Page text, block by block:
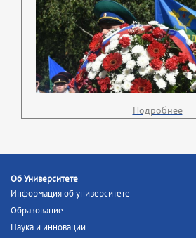
Подробнее
Об Университете
Информация об университете
Образование
Наука и инновации